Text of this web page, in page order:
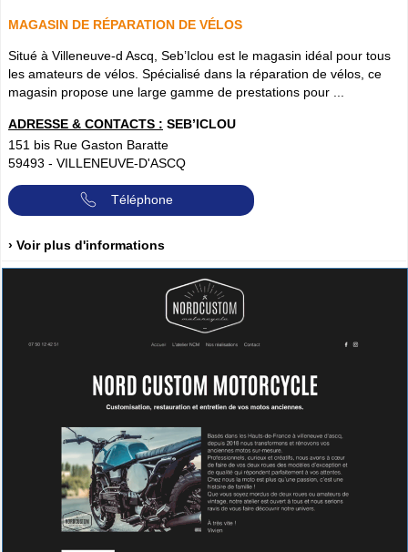
MAGASIN DE RÉPARATION DE VÉLOS
Situé à Villeneuve-d Ascq, Seb’Iclou est le magasin idéal pour tous
les amateurs de vélos. Spécialisé dans la réparation de vélos, ce
magasin propose une large gamme de prestations pour ...
ADRESSE & CONTACTS : SEB’ICLOU
151 bis Rue Gaston Baratte
59493 - VILLENEUVE-D'ASCQ
Téléphone
› Voir plus d'informations